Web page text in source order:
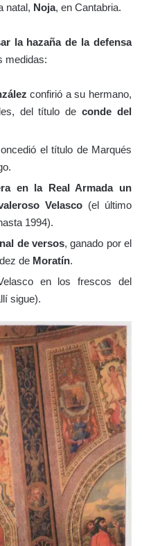
natal, Noja, en Cantabria.
la hazaña de la defensa
medidas:
confirió a su hermano,
del título deconde del
el título de Marqués
en la Real Armada un
Velasco (el último
1994).
de versos, ganado por el
de Moratín.
en los frescos del
sigue).